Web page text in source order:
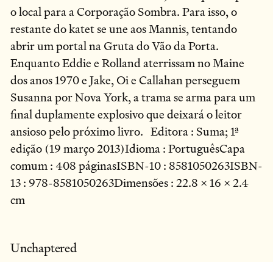
o local para a Corporação Sombra. Para isso, o
restante do katet se une aos Mannis, tentando
abrir um portal na Gruta do Vão da Porta.
Enquanto Eddie e Rolland aterrissam no Maine
dos anos 1970 e Jake, Oi e Callahan perseguem
Susanna por Nova York, a trama se arma para um
final duplamente explosivo que deixará o leitor
ansioso pelo próximo livro. Editora : Suma; 1ª
edição (19 março 2013)Idioma : PortuguêsCapa
comum : 408 páginasISBN-10 : 8581050263ISBN-
13 : 978-8581050263Dimensões : 22.8 x 16 x 2.4
cm
Unchaptered